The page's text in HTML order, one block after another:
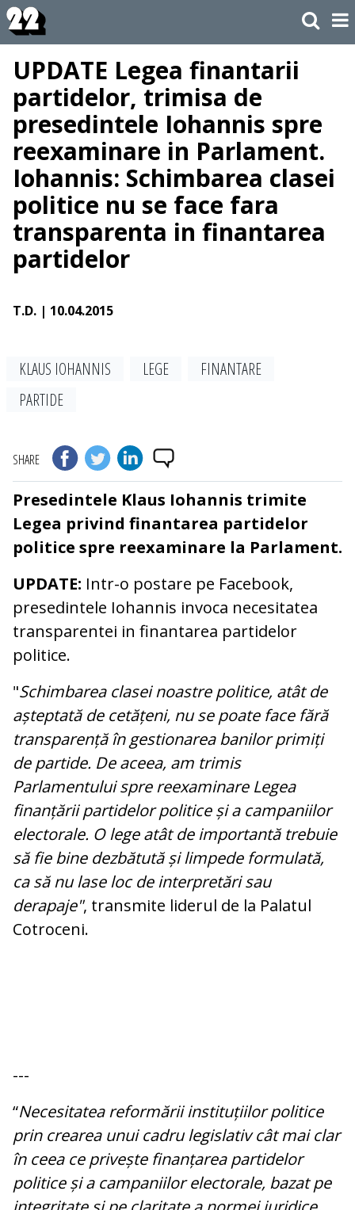
UPDATE Legea finantarii
partidelor, trimisa de
presedintele Iohannis spre
reexaminare in Parlament.
Iohannis: Schimbarea clasei
politice nu se face fara
transparenta in finantarea
partidelor
T.D. | 10.04.2015
KLAUS IOHANNIS LEGE
FINANTARE
PARTIDE
SHARE
Presedintele Klaus Iohannis trimite
Legea privind finantarea partidelor
politice spre reexaminare la Parlament.
UPDATE: Intr-o postare pe Facebook,
presedintele Iohannis invoca necesitatea
transparentei in finantarea partidelor
politice.
"Schimbarea clasei noastre politice, atât de
așteptată de cetățeni, nu se poate face fără
transparență în gestionarea banilor primiți
de partide. De aceea, am trimis
Parlamentului spre reexaminare Legea
finanțării partidelor politice și a campaniilor
electorale. O lege atât de importantă trebuie
să fie bine dezbătută și limpede formulată,
ca să nu lase loc de interpretări sau
derapaje", transmite liderul de la Palatul
Cotroceni.
---
“Necesitatea reformării instituțiilor politice
prin crearea unui cadru legislativ cât mai clar
în ceea ce privește finanțarea partidelor
politice și a campaniilor electorale, bazat pe